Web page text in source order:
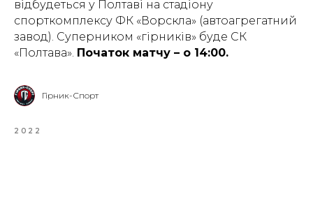
відбудеться у Полтаві на стадіону
спорткомплексу ФК «Ворскла» (автоагрегатний
завод). Суперником «гірників» буде СК
«Полтава». Початок матчу – о 14:00.
Гірник-Спорт
2022